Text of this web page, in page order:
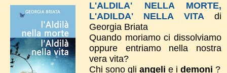
L'ALDILA' NELLA MORTE,
L'ADILDA' NELLA VITAdi
Georgia Briata
Quando moriamo ci dissolviamo
oppure entriamo nella nostra
vera vita?
Chi sono gli angeli e i demoni ?